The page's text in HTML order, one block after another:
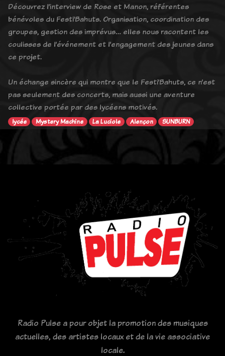
Découvrez l’interview de Rose et Manon, référentes
bénévoles du Festi’Bahuts. Organisation, coordination des
groupes, gestion des imprévus… elles nous racontent les
coulisses de l’événement et l’engagement des jeunes dans
ce projet.
Un échange sincère qui montre que le Festi’Bahuts, ce n’est
pas seulement des concerts, mais aussi une aventure
collective portée par des lycéens motivés.
lycée Mystery Machine La Luciole Alençon SUNBURN
Radio Pulse a pour objet la promotion des musiques
actuelles, des artistes locaux et de la vie associative
locale.